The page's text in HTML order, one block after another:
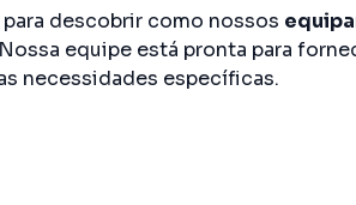
para descobrir como nossos
equipe está pronta para
necessidades específicas.